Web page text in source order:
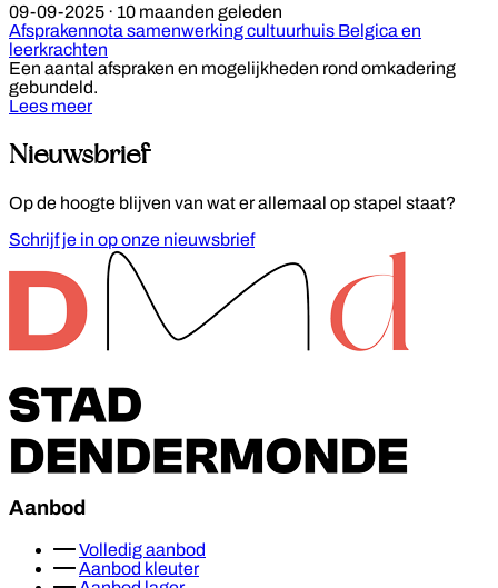
09-09-2025 · 10 maanden geleden
Afsprakennota samenwerking cultuurhuis Belgica en
leerkrachten
Een aantal afspraken en mogelijkheden rond omkadering
gebundeld.
Lees meer
Nieuwsbrief
Op de hoogte blijven van wat er allemaal op stapel staat?
Schrijf je in op onze nieuwsbrief
Aanbod
Volledig aanbod
Aanbod kleuter